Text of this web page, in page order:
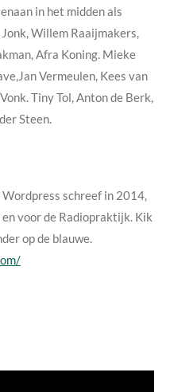
in het midden als
Willem Raaijmakers,
Afra Koning. Mieke
Vermeulen, Kees van
Tiny Tol, Anton de Berk,
Steen.
schreef in 2014,
voor de Radiopraktijk. Kik
op de blauwe.